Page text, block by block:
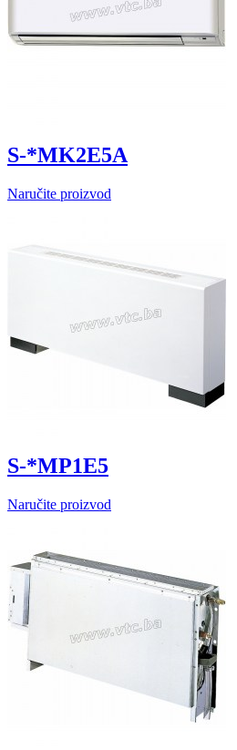
S-*MK2E5A
Naručite proizvod
S-*MP1E5
Naručite proizvod